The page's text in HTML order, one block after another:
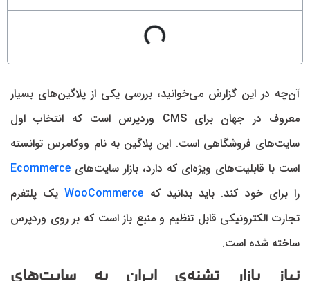
آن‌چه در این گزارش می‌‌خوانید، بررسی یکی از پلاگین‌های بسیار
معروف در جهان برای CMS وردپرس است که انتخاب اول
سایت‌های فروشگاهی است. این پلاگین به نام ووکامرس توانسته
است با قابلیت‌های ویژه‌ای که دارد، بازار سایت‌های Ecommerce
را برای خود کند. باید بدانید که WooCommerceیک پلتفرم
تجارت الکترونیکی قابل تنظیم و منبع باز است که بر روی وردپرس
ساخته شده است.